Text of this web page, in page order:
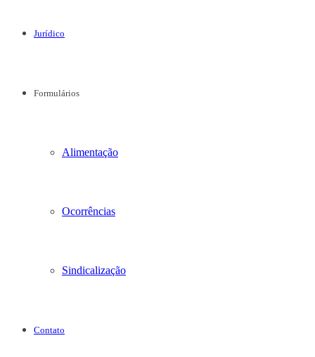
Jurídico
Formulários
Alimentação
Ocorrências
Sindicalização
Contato